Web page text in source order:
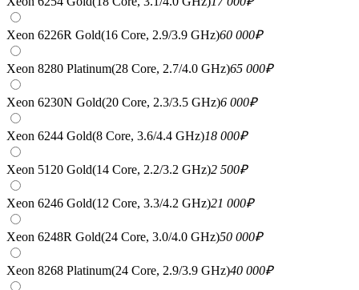
Xeon 6226R Gold(16 Core, 2.9/3.9 GHz)60 000₽
Xeon 8280 Platinum(28 Core, 2.7/4.0 GHz)65 000₽
Xeon 6230N Gold(20 Core, 2.3/3.5 GHz)6 000₽
Xeon 6244 Gold(8 Core, 3.6/4.4 GHz)18 000₽
Xeon 5120 Gold(14 Core, 2.2/3.2 GHz)2 500₽
Xeon 6246 Gold(12 Core, 3.3/4.2 GHz)21 000₽
Xeon 6248R Gold(24 Core, 3.0/4.0 GHz)50 000₽
Xeon 8268 Platinum(24 Core, 2.9/3.9 GHz)40 000₽